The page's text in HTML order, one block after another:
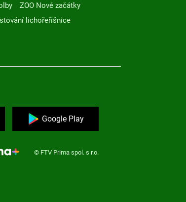
ZOO Nové začátky
lichořeřišnice
Google Play
© FTV Prima spol. s r.o.